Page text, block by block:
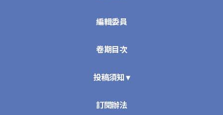
編輯委員
卷期目次
投稿須知 ▾
訂閱辦法